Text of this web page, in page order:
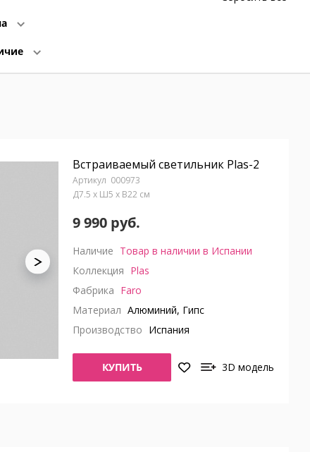
Встраиваемый светильник Plas-2
000973
Д7.5 x Ш5 x В22 см
9 990 руб.
Наличие Товар в наличии в Испании
Коллекция Plas
Фабрика Faro
Материал Алюминий, Гипс
Производство Испания
КУПИТЬ 3D модель